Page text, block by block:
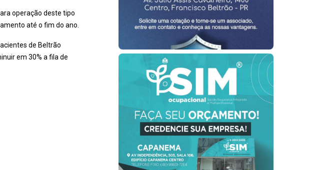
operação deste tipo
até o fim do ano.
de Beltrão
em 30% a fila de